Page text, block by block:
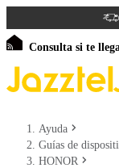
Consulta si te
Ayuda
Guías de
HONOR